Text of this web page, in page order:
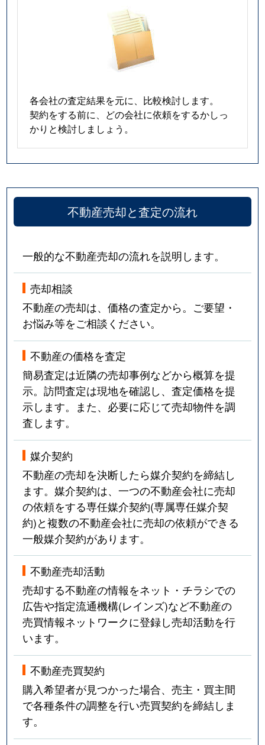
各会社の査定結果を元に、比較検討します。
契約をする前に、どの会社に依頼をするかしっ
かりと検討しましょう。
不動産売却と査定の流れ
一般的な不動産売却の流れを説明します。
売却相談
不動産の売却は、価格の査定から。ご要望・
お悩み等をご相談ください。
不動産の価格を査定
簡易査定は近隣の売却事例などから概算を提
示。訪問査定は現地を確認し、査定価格を提
示します。また、必要に応じて売却物件を調
査します。
媒介契約
不動産の売却を決断したら媒介契約を締結し
ます。媒介契約は、一つの不動産会社に売却
の依頼をする専任媒介契約(専属専任媒介契
約)と複数の不動産会社に売却の依頼ができる
一般媒介契約があります。
不動産売却活動
売却する不動産の情報をネット・チラシでの
広告や指定流通機構(レインズ)など不動産の
売買情報ネットワークに登録し売却活動を行
います。
不動産売買契約
購入希望者が見つかった場合、売主・買主間
で各種条件の調整を行い売買契約を締結しま
す。